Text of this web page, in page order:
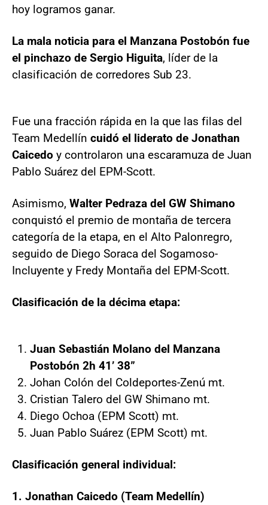
hoy logramos ganar.
La mala noticia para el Manzana Postobón fue
el pinchazo de Sergio Higuita, líder de la
clasificación de corredores Sub 23.
Fue una fracción rápida en la que las filas del
Team Medellín cuidó el liderato de Jonathan
Caicedo y controlaron una escaramuza de Juan
Pablo Suárez del EPM-Scott.
Asimismo, Walter Pedraza del GW Shimano
conquistó el premio de montaña de tercera
categoría de la etapa, en el Alto Palonregro,
seguido de Diego Soraca del Sogamoso-
Incluyente y Fredy Montaña del EPM-Scott.
Clasificación de la décima etapa:
Juan Sebastián Molano del Manzana
Postobón 2h 41’ 38”
Johan Colón del Coldeportes-Zenú mt.
Cristian Talero del GW Shimano mt.
Diego Ochoa (EPM Scott) mt.
Juan Pablo Suárez (EPM Scott) mt.
Clasificación general individual:
1. Jonathan Caicedo (Team Medellín)